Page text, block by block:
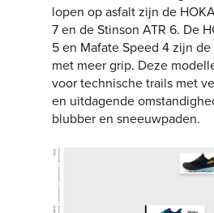
lopen op asfalt zijn de
7 en de Stinson ATR 6. De
5 en Mafate Speed 4 zijn
met meer grip. Deze
voor technische trails met
en uitdagende
blubber en sneeuwpaden.